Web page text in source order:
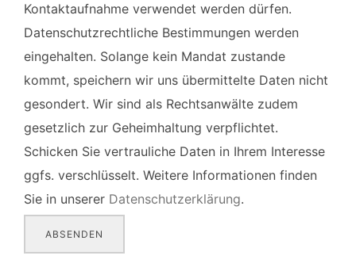
Kontaktaufnahme verwendet werden dürfen.
Datenschutzrechtliche Bestimmungen werden
eingehalten. Solange kein Mandat zustande
kommt, speichern wir uns übermittelte Daten nicht
gesondert. Wir sind als Rechtsanwälte zudem
gesetzlich zur Geheimhaltung verpflichtet.
Schicken Sie vertrauliche Daten in Ihrem Interesse
ggfs. verschlüsselt. Weitere Informationen finden
Sie in unserer Datenschutzerklärung.
ABSENDEN